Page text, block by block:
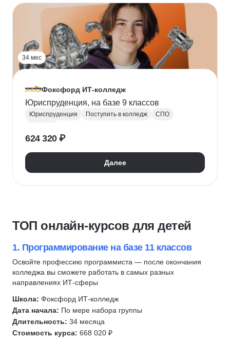
34 мес
Фоксфорд ИТ-колледж
Юриспруденция, на базе 9 классов
Юриспруденция Поступить в колледж
СПО
624 320 ₽
Далее
ТОП онлайн-курсов для детей
1. Программирование на базе 11 классов
Освойте профессию программиста — после окончания
колледжа вы сможете работать в самых разных
направлениях ИТ-сферы
Школа: Фоксфорд ИТ-колледж
Дата начала: По мере набора группы
Длительность: 34 месяца
Стоимость курса: 668 020 ₽